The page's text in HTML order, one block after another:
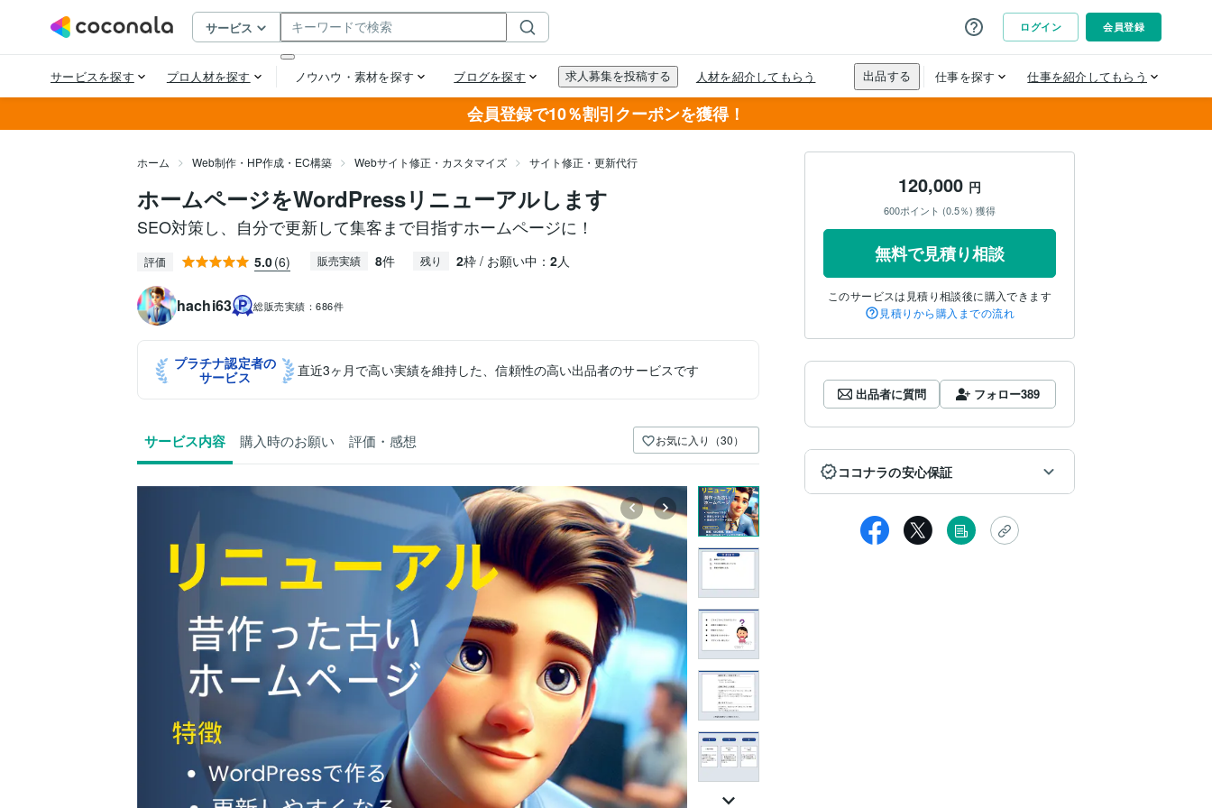
会員登録で10％割引クーポンを獲得！
ホーム Web制作・HP作成・EC構築 Webサイト修正・カスタマイズ サイト修正・更新代行
ホームページをWordPressリニューアルします
SEO対策し、自分で更新して集客まで目指すホームページに！
評価 5.0(6) 販売実績 8件 残り 2枠 / お願い中： 2人
hachi63 総販売実績：686件
プラチナ認定者の
サービス
直近3ヶ月で高い実績を維持した、信頼性の高い出品者のサービスです
サービス内容 購入時のお願い 評価・感想 お気に入り（30）
120,000 円
600ポイント (0.5％) 獲得
無料で見積り相談
このサービスは見積り相談後に購入できます
見積りから購入までの流れ
出品者に質問 フォロー389
ココナラの安心保証